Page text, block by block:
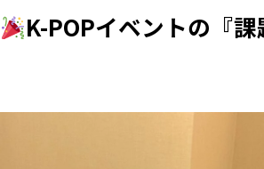
K-POPイベントの『